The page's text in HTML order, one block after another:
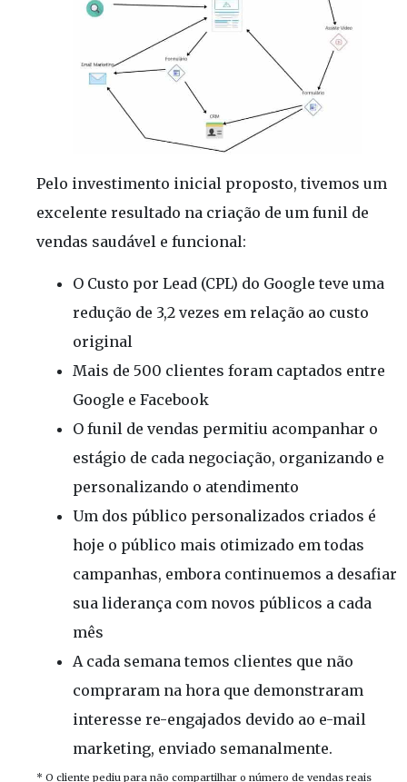
Pelo investimento inicial proposto, tivemos um
excelente resultado na criação de um funil de
vendas saudável e funcional:
O Custo por Lead (CPL) do Google teve uma
redução de 3,2 vezes em relação ao custo
original
Mais de 500 clientes foram captados entre
Google e Facebook
O funil de vendas permitiu acompanhar o
estágio de cada negociação, organizando e
personalizando o atendimento
Um dos público personalizados criados é
hoje o público mais otimizado em todas
campanhas, embora continuemos a desafiar
sua liderança com novos públicos a cada
mês
A cada semana temos clientes que não
compraram na hora que demonstraram
interesse re-engajados devido ao e-mail
marketing, enviado semanalmente.
* O cliente pediu para não compartilhar o número de vendas reais